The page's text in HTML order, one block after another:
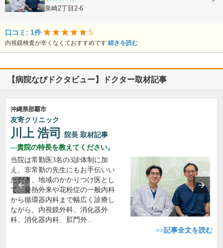
沖縄県那覇市泉崎2丁目2-6
口コミ: 1件 5
内視鏡検査が辛くなくておすすめです 続きを読む
【病院なびドクタビュー】ドクター取材記事
沖縄県那覇市
友寄クリニック
川上 浩司 院長 取材記事
貴院の特長を教えてください。
当院は常勤医3名の3診体制に加
え、非常勤の先生にもお手伝いい
ただき、地域のかかりつけ医とし
て、発熱外来や花粉症の一般内科
から循環器内科まで幅広く診療し
ながら、内視鏡外科、消化器外
科、消化器内科、肛門外…
>>記事全文を読む